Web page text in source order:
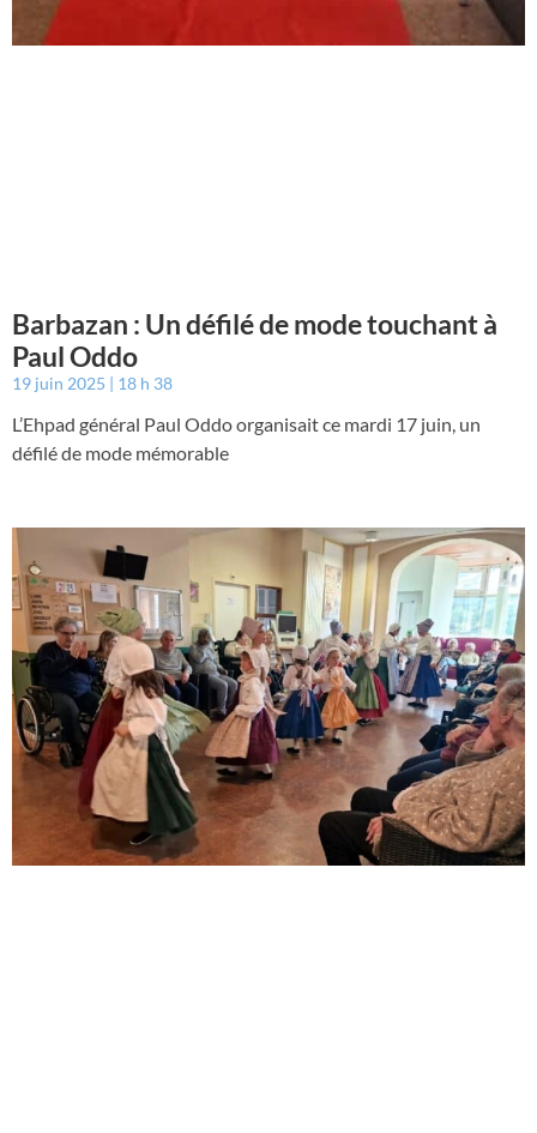
Barbazan : Un défilé de mode touchant à
Paul Oddo
19 juin 2025 18 h 38
L’Ehpad général Paul Oddo organisait ce mardi 17 juin, un
défilé de mode mémorable